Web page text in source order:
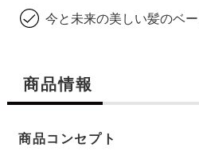
今と未来の美しい髪のベ
商品情報
商品コンセプト